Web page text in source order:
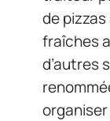
de
fraîches
d’autres